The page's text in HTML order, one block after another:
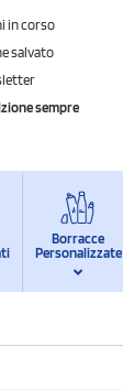
in corso
salvato
sempre
Borracce
Personalizzate